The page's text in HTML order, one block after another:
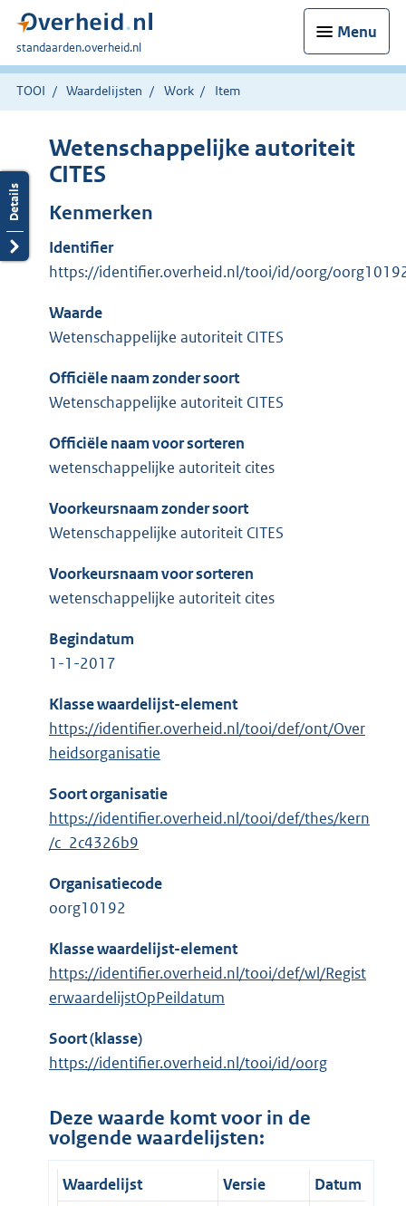
Menu
U
bent
hier:
standaarden.overheid.nl
TOOI Waardelijsten Work Item
Wetenschappelijke autoriteit
CITES
Kenmerken
Identifier
https://identifier.overheid.nl/tooi/id/oorg/
Waarde
Wetenschappelijke autoriteit CITES
Officiële naam zonder soort
Wetenschappelijke autoriteit CITES
Officiële naam voor sorteren
wetenschappelijke autoriteit cites
Voorkeursnaam zonder soort
Wetenschappelijke autoriteit CITES
Voorkeursnaam voor sorteren
wetenschappelijke autoriteit cites
Begindatum
1-1-2017
Klasse waardelijst-element
https://identifier.overheid.nl/tooi/def/ont/Over
heidsorganisatie
Soort organisatie
https://identifier.overheid.nl/tooi/def/thes/kern
/c_2c4326b9
Organisatiecode
oorg10192
Klasse waardelijst-element
https://identifier.overheid.nl/tooi/def/wl/Regist
erwaardelijstOpPeildatum
Soort (klasse)
https://identifier.overheid.nl/tooi/id/oorg
Deze waarde komt voor in de
volgende waardelijsten:
Waardelijst Versie
Datum